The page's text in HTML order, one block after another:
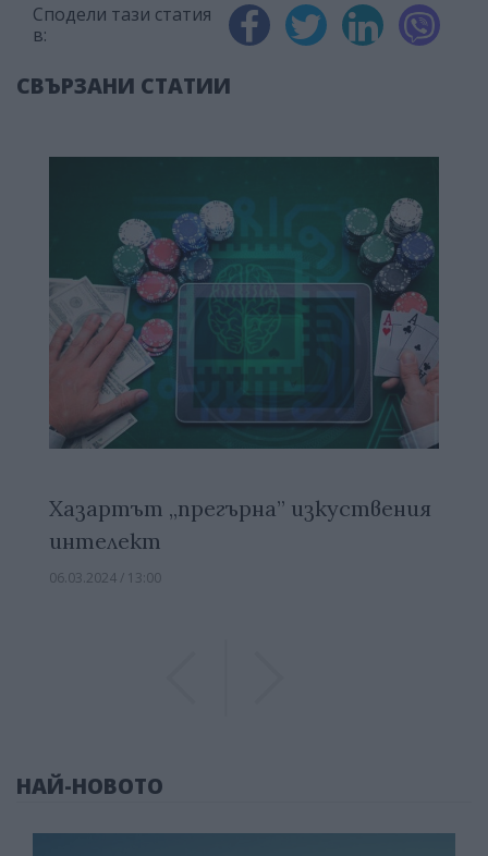
Сподели тази статия
в:
СВЪРЗАНИ СТАТИИ
Хазартът „прегърна” изкуствения
интелект
06.03.2024 / 13:00
НАЙ-НОВОТО